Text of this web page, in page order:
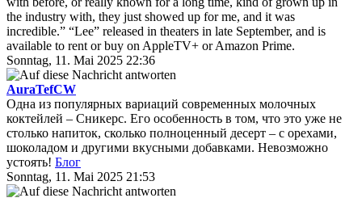
the industry with, they just showed up for me, and it was
incredible.” “Lee” released in theaters in late September, and is
available to rent or buy on AppleTV+ or Amazon Prime.
Sonntag, 11. Mai 2025 22:36
AuraTefCW
Одна из популярных вариаций современных молочных
коктейлей – Сникерс. Его особенность в том, что это уже не
столько напиток, сколько полноценный десерт – с орехами,
шоколадом и другими вкусными добавками. Невозможно
устоять! Блог
Sonntag, 11. Mai 2025 21:53